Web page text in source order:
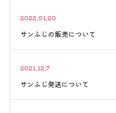
2022.01.20
サンふじの販売について
2021.12.7
サンふじ発送について